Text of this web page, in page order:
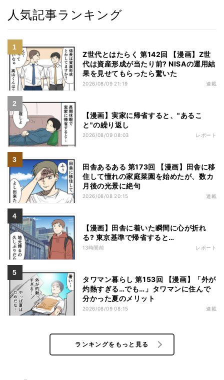
人気記事ランキング
Z世代とはたらく 第142回 【漫画】Z世
代は資産形成が当たり前? NISAの運用結
果を見せてもらったら驚いた
2026/08/09 21:19 連載
【漫画】実家に帰省すると、"あるこ
と"の繰り返し
2026/08/09 08:03 レポート
田舎あるある 第173回 【漫画】田舎に移
住して憧れの家庭菜園を始めたが、数カ
月後の光景に絶句
2026/08/08 20:15 連載
【漫画】田舎に着いた瞬間に心が折れ
る? 東京基準で帰省すると…
13時間前 レポート
タワマン暮らし 第153回 【漫画】「外が
灼熱すぎる…でも…」タワマンに住んで
分かった夏のメリット
2026/08/09 08:15 連載
ランキングをもっと見る